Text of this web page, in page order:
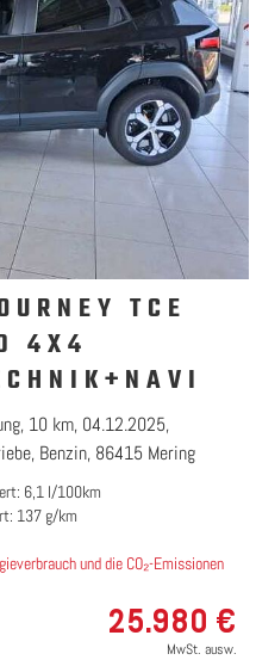
TCE
4X4
10 km 04.12.2025
Benzin 86415 Mering
6,1 l/100km
137 g/km
und die CO₂-Emissionen
25.980 €
MwSt. ausw.